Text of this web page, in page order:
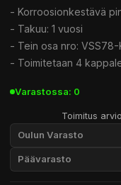
- Korroosionkestävä
- Takuu: 1 vuosi
- Tein osa nro: VSS78-
- Toimitetaan 4
Varastossa: 0
Toimitus
Oulun Varasto
Päävarasto